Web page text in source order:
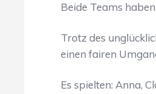
Beide Teams
Trotz des
einen fairen
Es spielten: Anna,